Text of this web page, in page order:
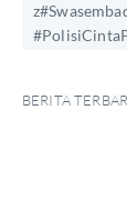
BERITA